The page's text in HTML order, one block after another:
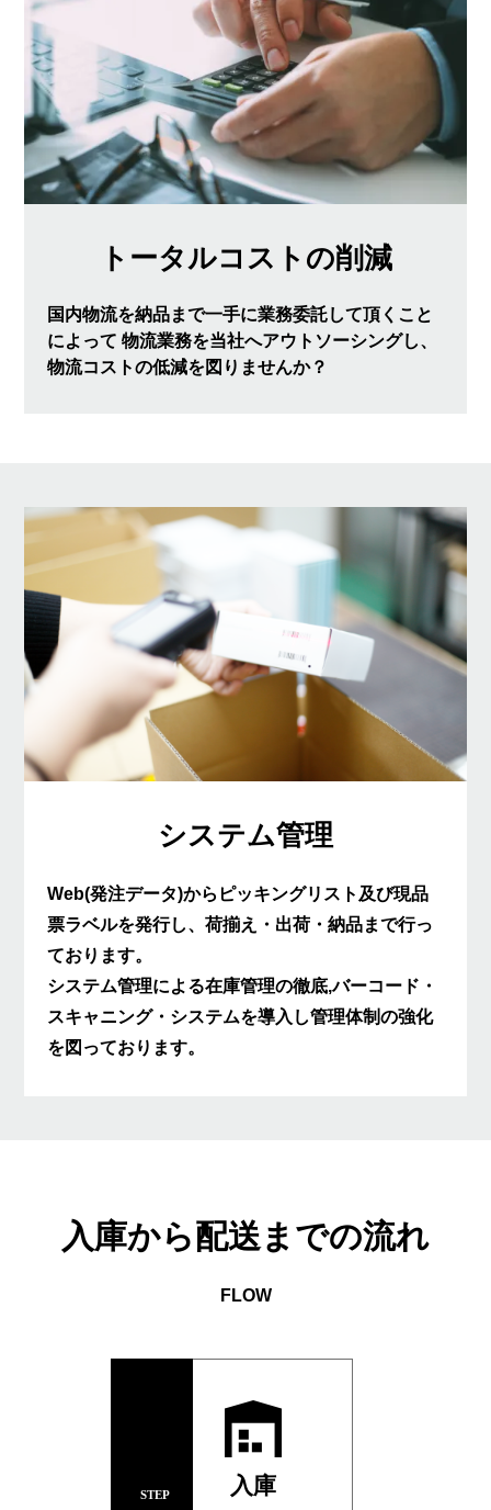
トータルコストの削減
国内物流を納品まで一手に業務委託して頂くこと
によって 物流業務を当社へアウトソーシングし、
物流コストの低減を図りませんか？
システム管理
Web(発注データ)からピッキングリスト及び現品
票ラベルを発行し、荷揃え・出荷・納品まで行っ
ております。
システム管理による在庫管理の徹底,バーコード・
スキャニング・システムを導入し管理体制の強化
を図っております。
入庫から配送までの流れ
FLOW
STEP 入庫